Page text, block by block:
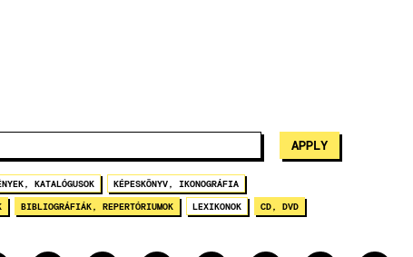
KATALÓGUSOK KÉPESKÖNYV, IKONOGRÁFIA
BIBLIOGRÁFIÁK, REPERTÓRIUMOK LEXIKONOK CD, DVD